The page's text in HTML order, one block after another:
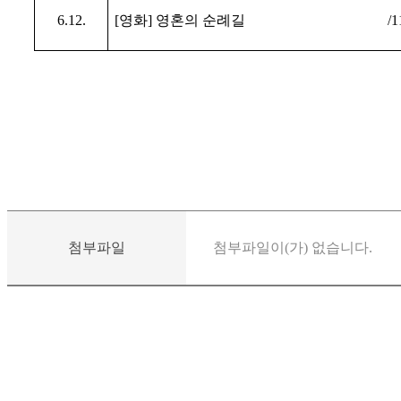
6.12. [영화] 영혼의 순례길 /
첨부파일 첨부파일이(가) 없습니다.